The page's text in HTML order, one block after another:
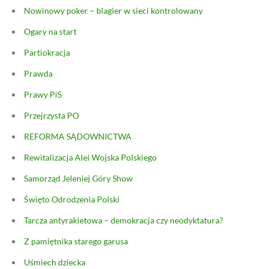
Nowinowy poker – blagier w sieci kontrolowany
Ogary na start
Partiokracja
Prawda
Prawy PiS
Przejrzysta PO
REFORMA SĄDOWNICTWA
Rewitalizacja Alei Wojska Polskiego
Samorząd Jeleniej Góry Show
Święto Odrodzenia Polski
Tarcza antyrakietowa – demokracja czy neodyktatura?
Z pamiętnika starego garusa
Uśmiech dziecka